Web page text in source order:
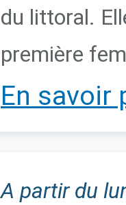
du littoral.
première
En savoir
A partir du